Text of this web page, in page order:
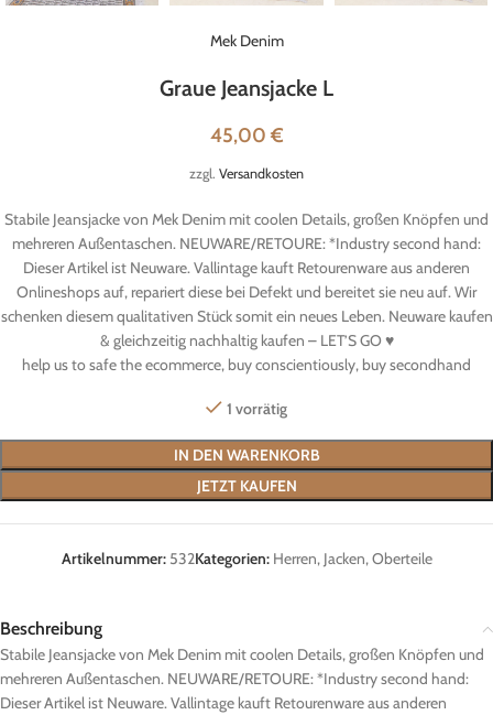
Mek Denim
Graue Jeansjacke L
45,00 €
zzgl. Versandkosten
Stabile Jeansjacke von Mek Denim mit coolen Details, großen Knöpfen und
mehreren Außentaschen. NEUWARE/RETOURE: *Industry second hand:
Dieser Artikel ist Neuware. Vallintage kauft Retourenware aus anderen
Onlineshops auf, repariert diese bei Defekt und bereitet sie neu auf. Wir
schenken diesem qualitativen Stück somit ein neues Leben. Neuware kaufen
& gleichzeitig nachhaltig kaufen – LET’S GO ♥
help us to safe the ecommerce, buy conscientiously, buy secondhand
1 vorrätig
IN DEN WARENKORB
JETZT KAUFEN
Artikelnummer: 532Kategorien: Herren, Jacken, Oberteile
Beschreibung
Stabile Jeansjacke von Mek Denim mit coolen Details, großen Knöpfen und
mehreren Außentaschen. NEUWARE/RETOURE: *Industry second hand:
Dieser Artikel ist Neuware. Vallintage kauft Retourenware aus anderen